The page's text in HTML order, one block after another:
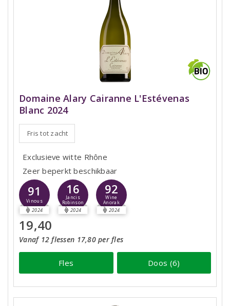
Domaine Alary Cairanne L'Estévenas
Blanc 2024
Fris tot zacht
Exclusieve witte Rhône
Zeer beperkt beschikbaar
91
Vinous
2024
16
Jancis
Robinson
2024
92
Wine
Anorak
2024
19,40
Vanaf 12 flessen 17,80 per fles
Fles Doos (6)